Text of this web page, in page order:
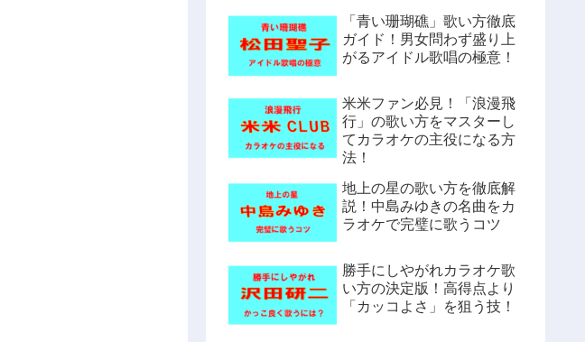
「青い珊瑚礁」歌い方徹底
ガイド！男女問わず盛り上
がるアイドル歌唱の極意！
米米ファン必見！「浪漫飛
行」の歌い方をマスターし
てカラオケの主役になる方
法！
地上の星の歌い方を徹底解
説！中島みゆきの名曲をカ
ラオケで完璧に歌うコツ
勝手にしやがれカラオケ歌
い方の決定版！高得点より
「カッコよさ」を狙う技！